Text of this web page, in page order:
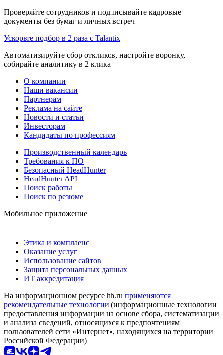
Проверяйте сотрудников и подписывайте кадровые
документы без бумаг и личных встреч
Ускорьте подбор в 2 раза с Talantix
Автоматизируйте сбор откликов, настройте воронку,
собирайте аналитику в 2 клика
О компании
Наши вакансии
Партнерам
Реклама на сайте
Новости и статьи
Инвесторам
Кандидаты по профессиям
Производственный календарь
Требования к ПО
Безопасный HeadHunter
HeadHunter API
Поиск работы
Поиск по резюме
Мобильное приложение
Этика и комплаенс
Оказание услуг
Использование сайтов
Защита персональных данных
ИТ аккредитация
На информационном ресурсе hh.ru применяются
рекомендательные технологии (информационные технологии
предоставления информации на основе сбора, систематизации
и анализа сведений, относящихся к предпочтениям
пользователей сети «Интернет», находящихся на территории
Российской Федерации)